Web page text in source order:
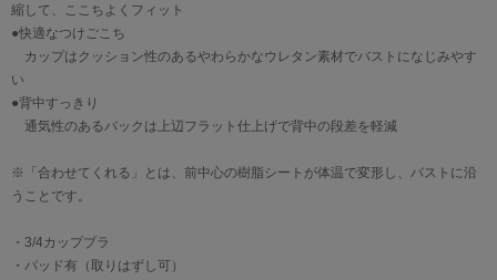
縮して、ここちよくフィット
●快適なつけごこち
カップはクッション性のあるやわらかなウレタン素材でバストになじみやす
い
●背中すっきり
通気性のあるバックは上辺フラット仕上げで背中の段差を軽減
※「合わせてくれる」とは、前中心の樹脂シートが体温で変形し、バストに沿
うことです。
・3/4カップブラ
・パッド有（取りはずし可）